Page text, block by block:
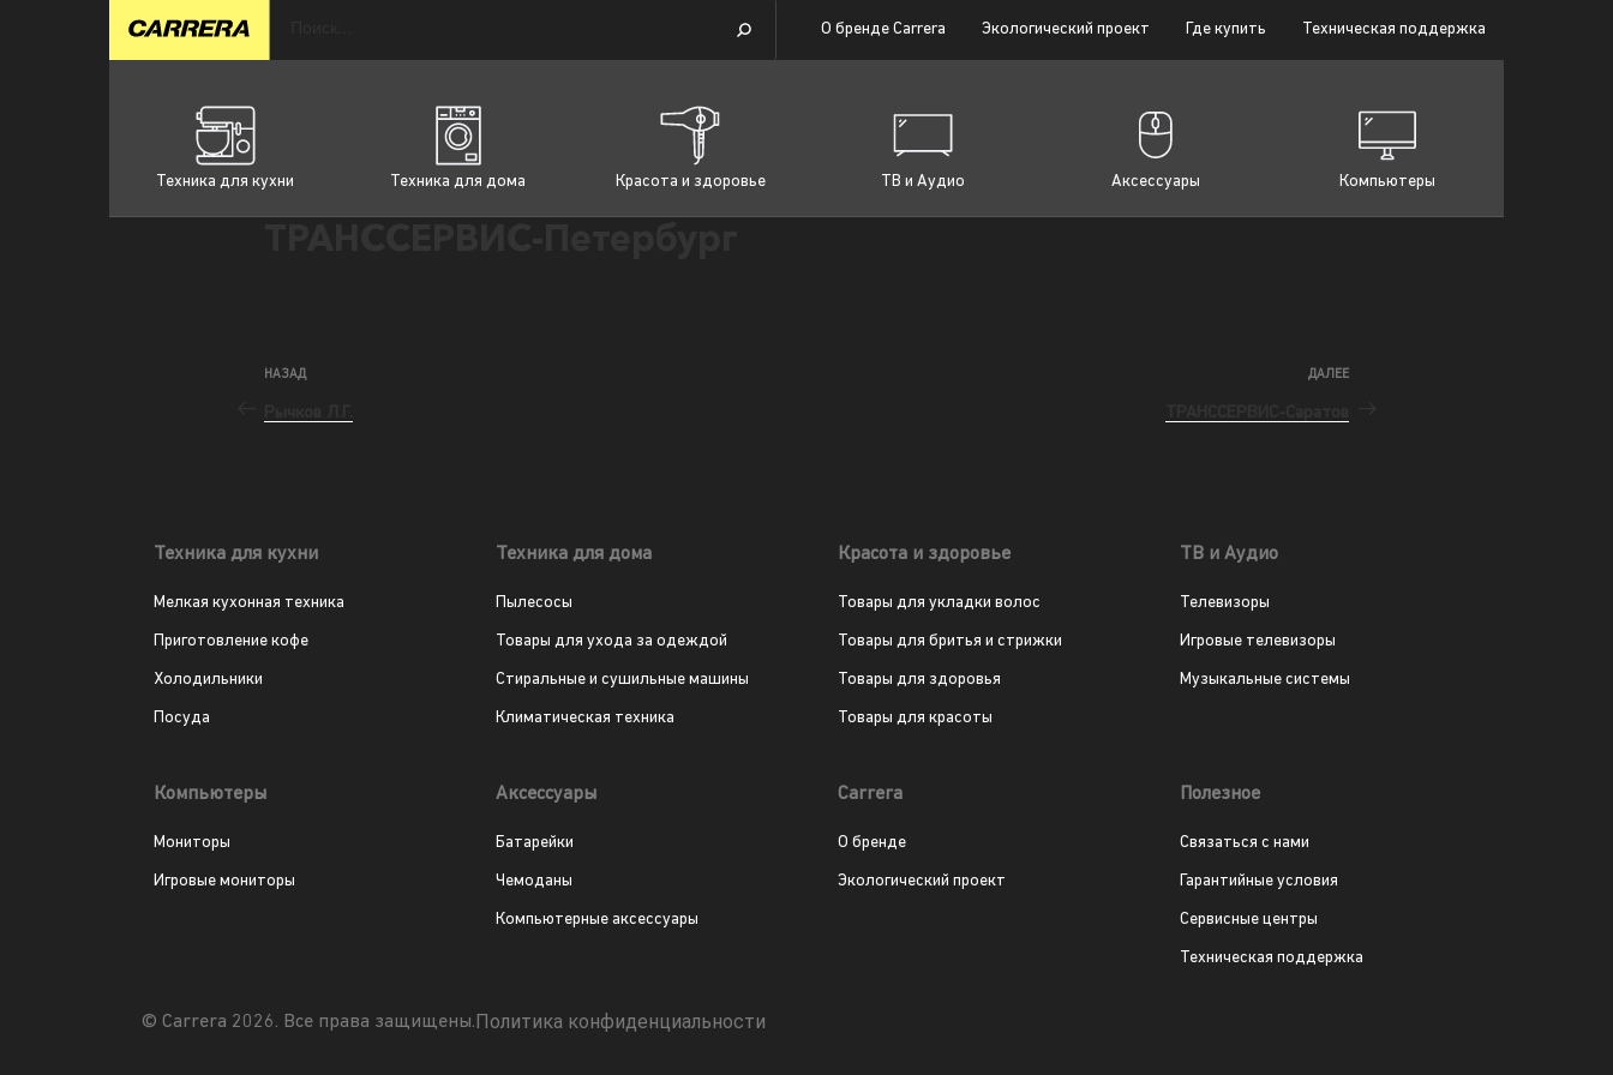
О бренде Carrera Экологический проект Где купить Техническая поддержка
Техника для кухни Техника для дома Красота и здоровье ТВ и Аудио Аксессуары Компьютеры
НАЗАД ДАЛЕЕ
Техника для кухни
Мелкая кухонная техника
Приготовление кофе
Холодильники
Посуда
Техника для дома
Пылесосы
Товары для ухода за одеждой
Стиральные и сушильные машины
Климатическая техника
Красота и здоровье
Товары для укладки волос
Товары для бритья и стрижки
Товары для здоровья
Товары для красоты
ТВ и Аудио
Телевизоры
Игровые телевизоры
Музыкальные системы
Компьютеры
Мониторы
Игровые мониторы
Аксессуары
Батарейки
Чемоданы
Компьютерные аксессуары
Carrera
О бренде
Экологический проект
Полезное
Связаться с нами
Гарантийные условия
Сервисные центры
Техническая поддержка
© Carrera 2026. Все права защищены.Политика конфиденциальности